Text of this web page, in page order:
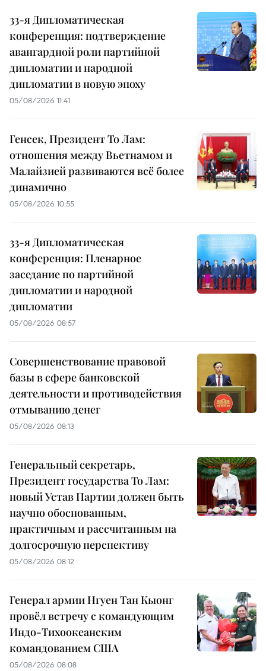
33-я Дипломатическая
конференция: подтверждение
авангардной роли партийной
дипломатии и народной
дипломатии в новую эпоху
05/08/2026 11:41
Генсек, Президент То Лам:
отношения между Вьетнамом и
Малайзией развиваются всё более
динамично
05/08/2026 10:55
33-я Дипломатическая
конференция: Пленарное
заседание по партийной
дипломатии и народной
дипломатии
05/08/2026 08:57
Совершенствование правовой
базы в сфере банковской
деятельности и противодействия
отмыванию денег
05/08/2026 08:13
Генеральный секретарь,
Президент государства То Лам:
новый Устав Партии должен быть
научно обоснованным,
практичным и рассчитанным на
долгосрочную перспективу
05/08/2026 08:12
Генерал армии Нгуен Тан Кыонг
провёл встречу с командующим
Индо-Тихоокеанским
командованием США
05/08/2026 08:08